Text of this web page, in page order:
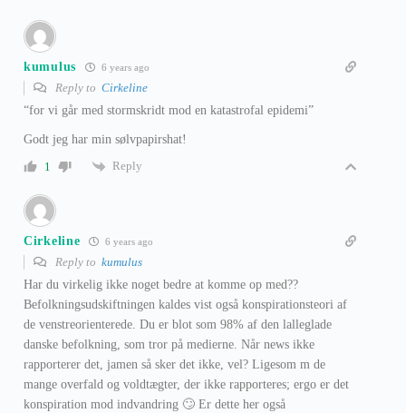
kumulus 6 years ago
Reply to Cirkeline
“for vi går med stormskridt mod en katastrofal epidemi”
Godt jeg har min sølvpapirshat!
1
Reply
Cirkeline 6 years ago
Reply to kumulus
Har du virkelig ikke noget bedre at komme op med??
Befolkningsudskiftningen kaldes vist også konspirationsteori af
de venstreorienterede. Du er blot som 98% af den lalleglade
danske befolkning, som tror på medierne. Når news ikke
rapporterer det, jamen så sker det ikke, vel? Ligesom m de
mange overfald og voldtægter, der ikke rapporteres; ergo er det
konspiration mod indvandring 🙄 Er dette her også